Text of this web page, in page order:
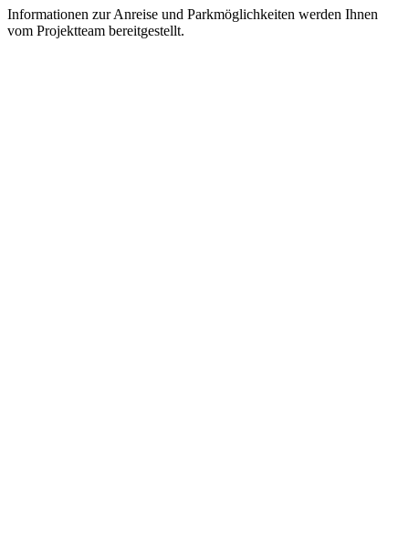
Informationen zur Anreise und Parkmöglichkeiten werden Ihnen
vom Projektteam bereitgestellt.